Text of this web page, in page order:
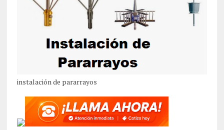
instalación de pararrayos